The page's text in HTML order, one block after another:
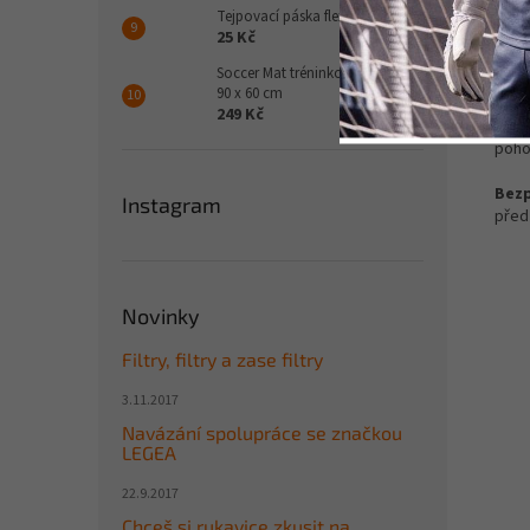
Tejpovací páska flexibilní
25 Kč
Soccer Mat tréninková podložka
90 x 60 cm
249 Kč
Instagram
Novinky
Filtry, filtry a zase filtry
3.11.2017
Navázání spolupráce se značkou
LEGEA
22.9.2017
a